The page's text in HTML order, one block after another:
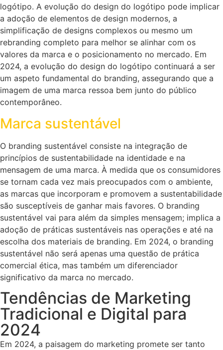
logótipo. A evolução do design do logótipo pode implicar
a adoção de elementos de design modernos, a
simplificação de designs complexos ou mesmo um
rebranding completo para melhor se alinhar com os
valores da marca e o posicionamento no mercado. Em
2024, a evolução do design do logótipo continuará a ser
um aspeto fundamental do branding, assegurando que a
imagem de uma marca ressoa bem junto do público
contemporâneo.
Marca sustentável
O branding sustentável consiste na integração de
princípios de sustentabilidade na identidade e na
mensagem de uma marca. À medida que os consumidores
se tornam cada vez mais preocupados com o ambiente,
as marcas que incorporam e promovem a sustentabilidade
são susceptíveis de ganhar mais favores. O branding
sustentável vai para além da simples mensagem; implica a
adoção de práticas sustentáveis nas operações e até na
escolha dos materiais de branding. Em 2024, o branding
sustentável não será apenas uma questão de prática
comercial ética, mas também um diferenciador
significativo da marca no mercado.
Tendências de Marketing
Tradicional e Digital para
2024
Em 2024, a paisagem do marketing promete ser tanto